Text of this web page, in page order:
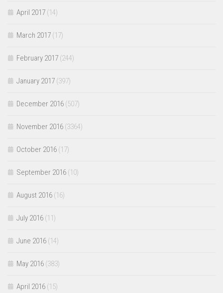
April 2017 (14)
March 2017 (17)
February 2017 (244)
January 2017 (397)
December 2016 (507)
November 2016 (3364)
October 2016 (17)
September 2016 (10)
August 2016 (16)
July 2016 (11)
June 2016 (14)
May 2016 (383)
April 2016 (15)